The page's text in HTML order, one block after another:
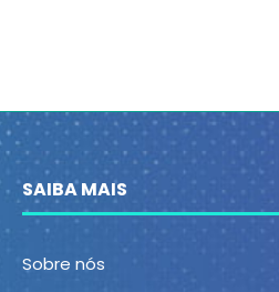
SAIBA MAIS
Sobre nós